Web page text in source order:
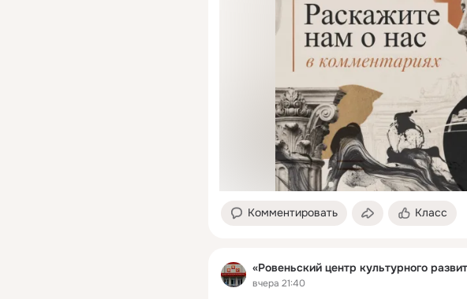
Комментировать Класс
«Ровеньский центр культурного
вчера 21:40